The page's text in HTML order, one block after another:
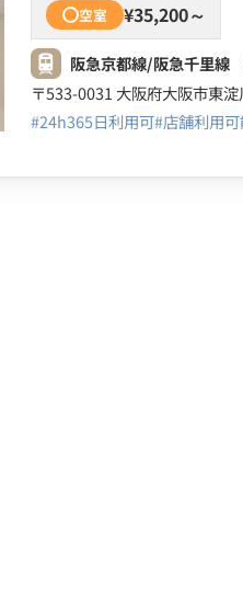
空室 ¥35,200～
阪急京都線/阪急千里
#24h365日利用可#店舗利用